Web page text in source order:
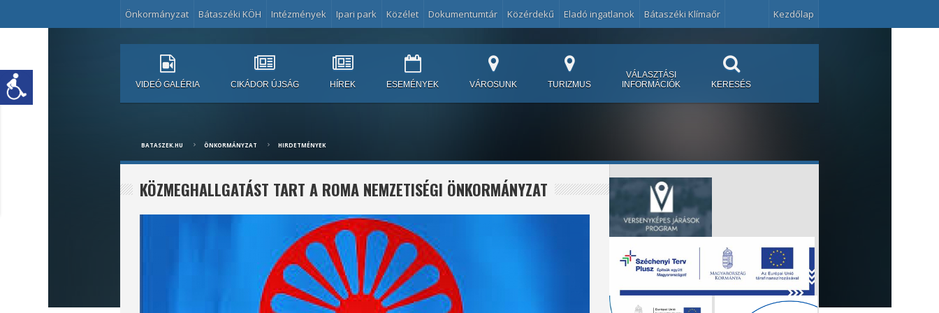
Kezdőlap
Önkormányzat Bátaszéki KÖH Intézmények Ipari park Közélet Dokumentumtár Közérdekű Eladó ingatlanok Bátaszéki Klímaőr
VIDEÓ GALÉRIA CIKÁDOR ÚJSÁG HÍREK ESEMÉNYEK VÁROSUNK TURIZMUS
VÁLASZTÁSI
INFORMÁCIÓK
KERESÉS
BATASZEK.HU ÖNKORMÁNYZAT HIRDETMÉNYEK
KÖZMEGHALLGATÁST TART A ROMA NEMZETISÉGI ÖNKORMÁNYZAT